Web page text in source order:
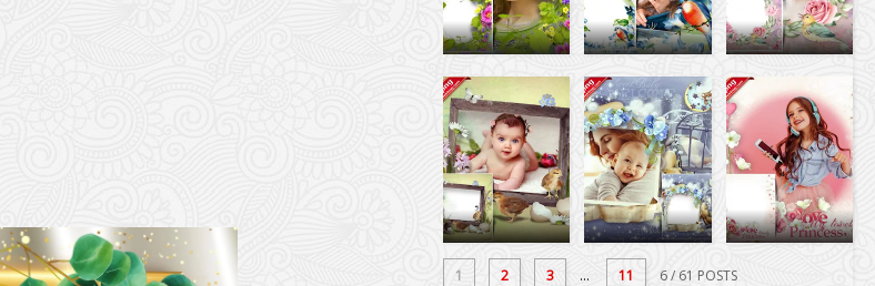
1 2 3 ... 11 6/ 61 POSTS